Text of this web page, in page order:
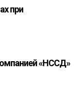
при
«НССД»